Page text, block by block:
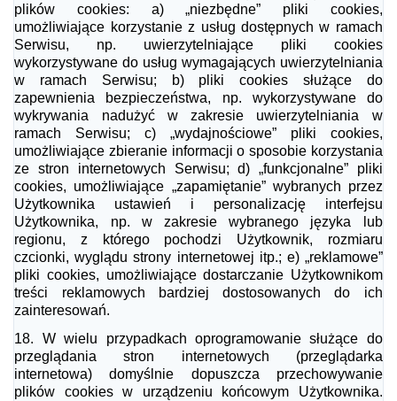
plików cookies:
a) „niezbędne” pliki cookies,
umożliwiające korzystanie z usług dostępnych w ramach
Serwisu, np. uwierzytelniające pliki cookies
wykorzystywane do usług wymagających uwierzytelniania
w ramach Serwisu;
b) pliki cookies służące do
zapewnienia bezpieczeństwa, np. wykorzystywane do
wykrywania nadużyć w zakresie uwierzytelniania w
ramach Serwisu;
c) „wydajnościowe” pliki cookies,
umożliwiające zbieranie informacji o sposobie korzystania
ze stron internetowych Serwisu;
d) „funkcjonalne” pliki
cookies, umożliwiające „zapamiętanie” wybranych przez
Użytkownika ustawień i personalizację interfejsu
Użytkownika, np. w zakresie
wybranego języka lub
regionu, z którego pochodzi Użytkownik, rozmiaru
czcionki, wyglądu strony internetowej itp.; e) „reklamowe”
pliki cookies, umożliwiające dostarczanie Użytkownikom
treści
reklamowych bardziej dostosowanych do ich
zainteresowań.
18. W wielu przypadkach oprogramowanie służące do
przeglądania stron internetowych
(przeglądarka
internetowa) domyślnie dopuszcza przechowywanie
plików cookies w
urządzeniu końcowym Użytkownika.